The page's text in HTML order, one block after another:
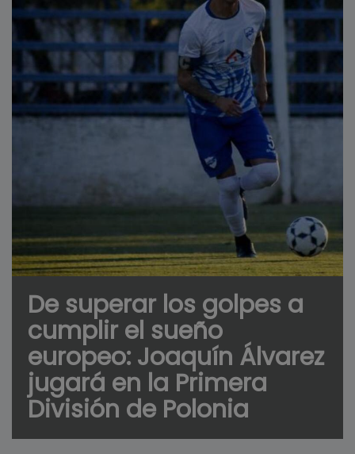
De superar los golpes a
cumplir el sueño
europeo: Joaquín Álvarez
jugará en la Primera
División de Polonia